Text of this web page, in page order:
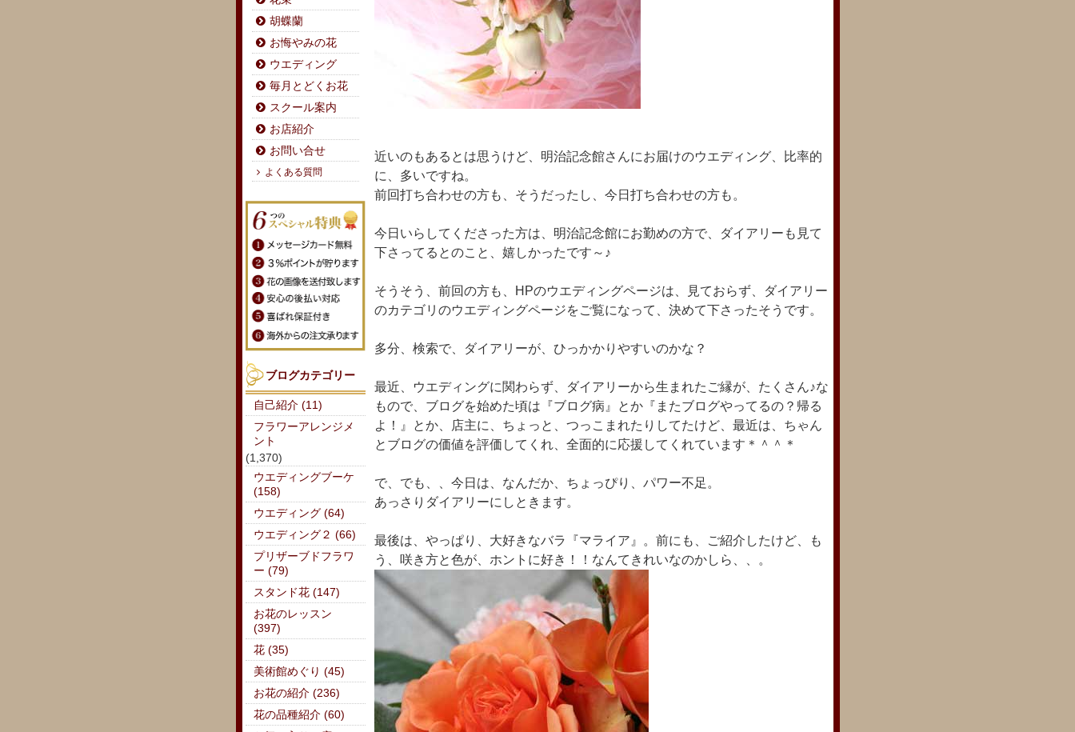
近いのもあるとは思うけど、明治記念館さんにお届けのウエディング、比率的
に、多いですね。
前回打ち合わせの方も、そうだったし、今日打ち合わせの方も。
今日いらしてくださった方は、明治記念館にお勤めの方で、ダイアリーも見て
下さってるとのこと、嬉しかったです～♪
そうそう、前回の方も、HPのウエディングページは、見ておらず、ダイアリー
のカテゴリのウエディングページをご覧になって、決めて下さったそうです。
多分、検索で、ダイアリーが、ひっかかりやすいのかな？
最近、ウエディングに関わらず、ダイアリーから生まれたご縁が、たくさん♪な
もので、ブログを始めた頃は『ブログ病』とか『またブログやってるの？帰る
よ！』とか、店主に、ちょっと、つっこまれたりしてたけど、最近は、ちゃん
とブログの価値を評価してくれ、全面的に応援してくれています＊＾＾＊
で、でも、、今日は、なんだか、ちょっぴり、パワー不足。
あっさりダイアリーにしときます。
最後は、やっぱり、大好きなバラ『マライア』。前にも、ご紹介したけど、も
う、咲き方と色が、ホントに好き！！なんてきれいなのかしら、、。
胡蝶蘭
お悔やみの花
ウエディング
毎月とどくお花
スクール案内
お店紹介
お問い合せ
よくある質問
ブログカテゴリー
自己紹介 (11)
フラワーアレンジメ
ント
(1,370)
ウエディングブーケ
(158)
ウエディング (64)
ウエディング２ (66)
プリザーブドフラワ
ー (79)
スタンド花 (147)
お花のレッスン
(397)
花 (35)
美術館めぐり (45)
お花の紹介 (236)
花の品種紹介 (60)